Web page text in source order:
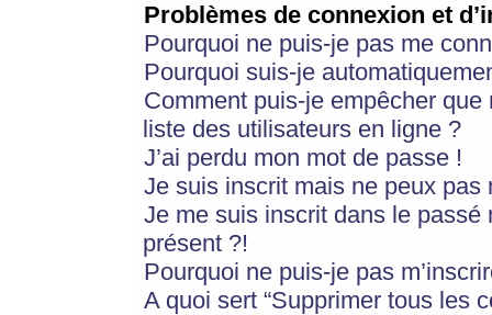
Problèmes de connexion et
Pourquoi ne puis-je pas me
Pourquoi suis-je
Comment puis-je empêcher
liste des utilisateurs en ligne ?
J’ai perdu mon mot de passe !
Je suis inscrit mais ne peux pas
Je me suis inscrit dans le
présent ?!
Pourquoi ne puis-je pas
A quoi sert “Supprimer tous les